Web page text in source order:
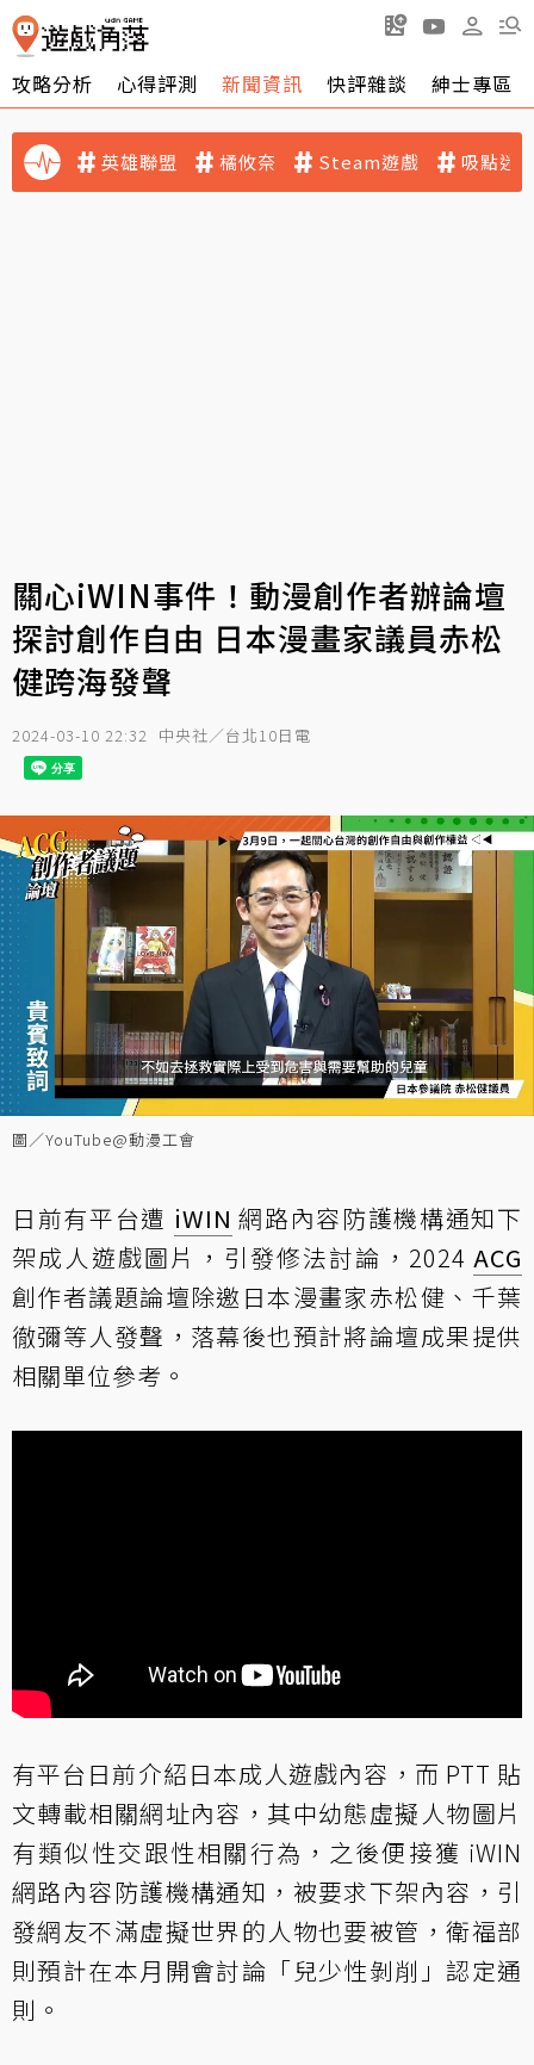
攻略分析 心得評測 新聞資訊 快評雜談 紳士專區
英雄聯盟 橘攸奈 Steam遊戲 吸點迷
關心iWIN事件！動漫創作者辦論壇
探討創作自由 日本漫畫家議員赤松
健跨海發聲
2024-03-10 22:32 中央社／台北10日電
圖／YouTube@動漫工會
日前有平台遭 iWIN 網路內容防護機構通知下
架成人遊戲圖片，引發修法討論，2024 ACG
創作者議題論壇除邀日本漫畫家赤松健、千葉
徹彌等人發聲，落幕後也預計將論壇成果提供
相關單位參考。
有平台日前介紹日本成人遊戲內容，而 PTT 貼
文轉載相關網址內容，其中幼態虛擬人物圖片
有類似性交跟性相關行為，之後便接獲 iWIN
網路內容防護機構通知，被要求下架內容，引
發網友不滿虛擬世界的人物也要被管，衛福部
則預計在本月開會討論「兒少性剝削」認定通
則。